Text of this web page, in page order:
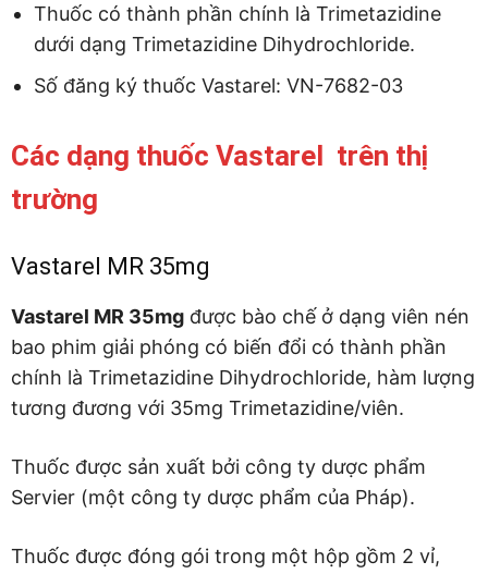
Thuốc có thành phần chính là Trimetazidine
dưới dạng Trimetazidine Dihydrochloride.
Số đăng ký thuốc Vastarel: VN-7682-03
Các dạng thuốc Vastarel trên thị
trường
Vastarel MR 35mg
Vastarel MR 35mg được bào chế ở dạng viên nén
bao phim giải phóng có biến đổi có thành phần
chính là Trimetazidine Dihydrochloride, hàm lượng
tương đương với 35mg Trimetazidine/viên.
Thuốc được sản xuất bởi công ty dược phẩm
Servier (một công ty dược phẩm của Pháp).
Thuốc được đóng gói trong một hộp gồm 2 vỉ,